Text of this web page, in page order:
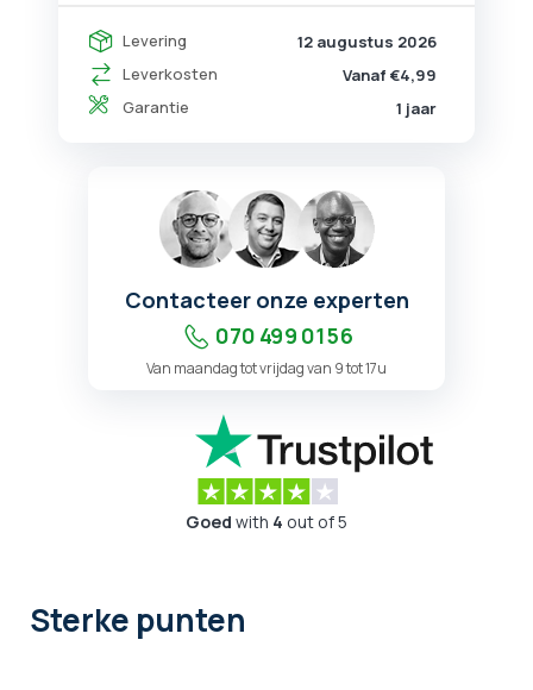
Levering
12 augustus 2026
Leverkosten
Vanaf €4,99
Garantie
1 jaar
Contacteer onze experten
070 499 01 56
Van maandag tot vrijdag van 9 tot 17u
Goed with 4 out of 5
Sterke punten